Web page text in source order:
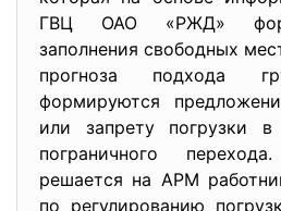
ГВЦ ОАО «РЖД»
заполнения свободных
прогноза подхода
формируются
или запрету погрузки
пограничного
решается на АРМ
по регулированию